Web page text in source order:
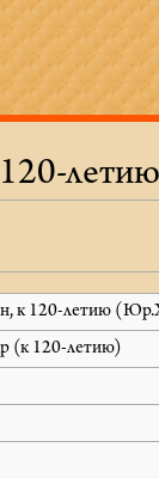
120-
к 120-летию
(к 120-летию)